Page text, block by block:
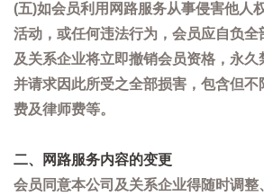
(五)如会员利用网路服务从事侵害他人
活动，或任何违法行为，会员应自负全
及关系企业将立即撤销会员资格，永久
并请求因此所受之全部损害，包含但不
费及律师费等。
二、网路服务内容的变更
会员同意本公司及关系企业得随时调整